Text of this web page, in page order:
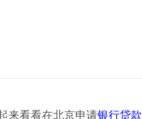
来看看在北京申请银行贷款